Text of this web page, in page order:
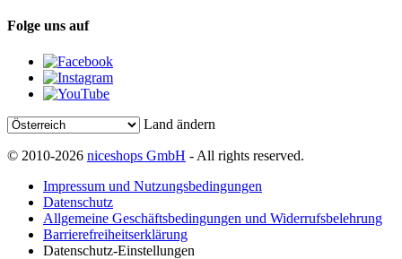
Folge uns auf
Land ändern
© 2010-2026 niceshops GmbH - All rights reserved.
Impressum und Nutzungsbedingungen
Datenschutz
Allgemeine Geschäftsbedingungen und Widerrufsbelehrung
Barrierefreiheitserklärung
Datenschutz-Einstellungen